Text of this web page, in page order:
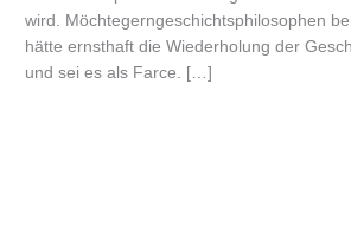
wird. Möchtegerngeschichtsphilosophen
hätte ernsthaft die Wiederholung der
und sei es als Farce. […]